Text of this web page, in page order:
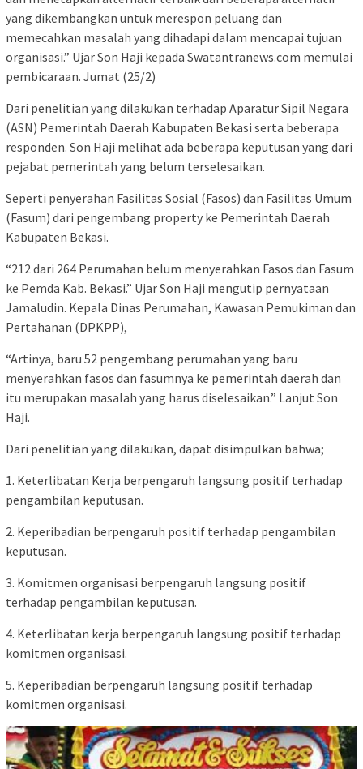
yang dikembangkan untuk merespon peluang dan
memecahkan masalah yang dihadapi dalam mencapai tujuan
organisasi.” Ujar Son Haji kepada Swatantranews.com memulai
pembicaraan. Jumat (25/2)
Dari penelitian yang dilakukan terhadap Aparatur Sipil Negara
(ASN) Pemerintah Daerah Kabupaten Bekasi serta beberapa
responden. Son Haji melihat ada beberapa keputusan yang dari
pejabat pemerintah yang belum terselesaikan.
Seperti penyerahan Fasilitas Sosial (Fasos) dan Fasilitas Umum
(Fasum) dari pengembang property ke Pemerintah Daerah
Kabupaten Bekasi.
“212 dari 264 Perumahan belum menyerahkan Fasos dan Fasum
ke Pemda Kab. Bekasi.” Ujar Son Haji mengutip pernyataan
Jamaludin. Kepala Dinas Perumahan, Kawasan Pemukiman dan
Pertahanan (DPKPP),
“Artinya, baru 52 pengembang perumahan yang baru
menyerahkan fasos dan fasumnya ke pemerintah daerah dan
itu merupakan masalah yang harus diselesaikan.” Lanjut Son
Haji.
Dari penelitian yang dilakukan, dapat disimpulkan bahwa;
1. Keterlibatan Kerja berpengaruh langsung positif terhadap
pengambilan keputusan.
2. Keperibadian berpengaruh positif terhadap pengambilan
keputusan.
3. Komitmen organisasi berpengaruh langsung positif
terhadap pengambilan keputusan.
4. Keterlibatan kerja berpengaruh langsung positif terhadap
komitmen organisasi.
5. Keperibadian berpengaruh langsung positif terhadap
komitmen organisasi.